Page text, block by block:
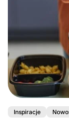
Inspiracje